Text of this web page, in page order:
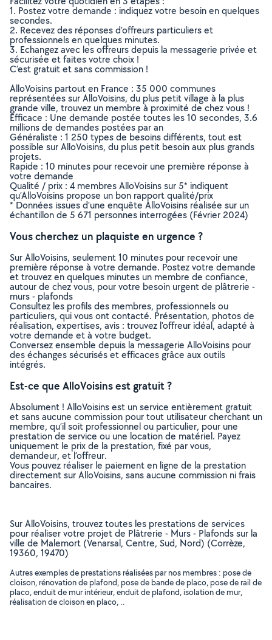
1. Postez votre demande : indiquez votre besoin en quelques
secondes.
2. Recevez des réponses d’offreurs particuliers et
professionnels en quelques minutes.
3. Echangez avec les offreurs depuis la messagerie privée et
sécurisée et faites votre choix !
C’est gratuit et sans commission !
AlloVoisins partout en France : 35 000 communes
représentées sur AlloVoisins, du plus petit village à la plus
grande ville, trouvez un membre à proximité de chez vous !
Efficace : Une demande postée toutes les 10 secondes, 3.6
millions de demandes postées par an
Généraliste : 1 250 types de besoins différents, tout est
possible sur AlloVoisins, du plus petit besoin aux plus grands
projets.
Rapide : 10 minutes pour recevoir une première réponse à
votre demande
Qualité / prix : 4 membres AlloVoisins sur 5* indiquent
qu’AlloVoisins propose un bon rapport qualité/prix
* Données issues d’une enquête AlloVoisins réalisée sur un
échantillon de 5 671 personnes interrogées (Février 2024)
Vous cherchez un plaquiste en urgence ?
Sur AlloVoisins, seulement 10 minutes pour recevoir une
première réponse à votre demande. Postez votre demande
et trouvez en quelques minutes un membre de confiance,
autour de chez vous, pour votre besoin urgent de plâtrerie -
murs - plafonds
Consultez les profils des membres, professionnels ou
particuliers, qui vous ont contacté. Présentation, photos de
réalisation, expertises, avis : trouvez l'offreur idéal, adapté à
votre demande et à votre budget.
Conversez ensemble depuis la messagerie AlloVoisins pour
des échanges sécurisés et efficaces grâce aux outils
intégrés.
Est-ce que AlloVoisins est gratuit ?
Absolument ! AlloVoisins est un service entièrement gratuit
et sans aucune commission pour tout utilisateur cherchant un
membre, qu’il soit professionnel ou particulier, pour une
prestation de service ou une location de matériel. Payez
uniquement le prix de la prestation, fixé par vous,
demandeur, et l’offreur.
Vous pouvez réaliser le paiement en ligne de la prestation
directement sur AlloVoisins, sans aucune commission ni frais
bancaires.
Sur AlloVoisins, trouvez toutes les prestations de services
pour réaliser votre projet de Plâtrerie - Murs - Plafonds sur la
ville de Malemort (Venarsal, Centre, Sud, Nord) (Corrèze,
19360, 19470)
Autres exemples de prestations réalisées par nos membres : pose de
cloison, rénovation de plafond, pose de bande de placo, pose de rail de
placo, enduit de mur intérieur, enduit de plafond, isolation de mur,
réalisation de cloison en placo, ..